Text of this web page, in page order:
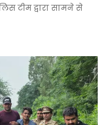
टीम द्वारा सामने से